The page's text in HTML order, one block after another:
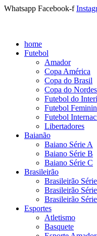
Whatsapp Facebook-f
home
Futebol
Amador
Copa América
Copa do Brasil
Copa do
Futebol do
Futebol
Futebol
Libertadores
Baianão
Baiano Série A
Baiano Série B
Baiano Série C
Brasileirão
Brasileirão
Brasileirão
Brasileirão
Esportes
Atletismo
Basquete